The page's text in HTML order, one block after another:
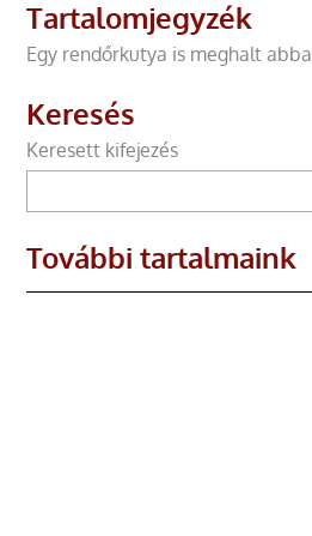
Tartalomjegyzék
Egy rendőrkutya is meghalt
Keresés
Keresett kifejezés
További tartalmaink